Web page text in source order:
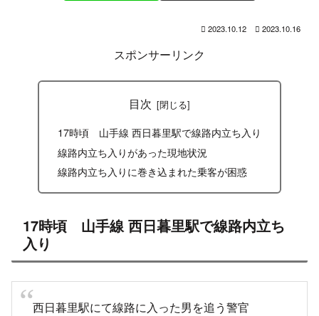
2023.10.12 2023.10.16
スポンサーリンク
目次
17時頃 山手線 西日暮里駅で線路内立ち入り
線路内立ち入りがあった現地状況
線路内立ち入りに巻き込まれた乗客が困惑
17時頃 山手線 西日暮里駅で線路内立ち
入り
西日暮里駅にて線路に入った男を追う警官